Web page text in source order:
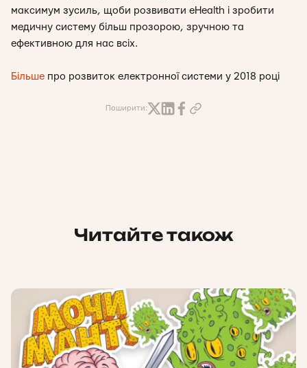
максимум зусиль, щоби розвивати eHealth і зробити
медичну систему більш прозорою, зручною та
ефективною для нас всіх.
Більше про розвиток електронної системи у 2018 році
Поширити:
Читайте також